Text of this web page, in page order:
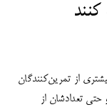
از تمرین‌کنندگان
تعدادشان از